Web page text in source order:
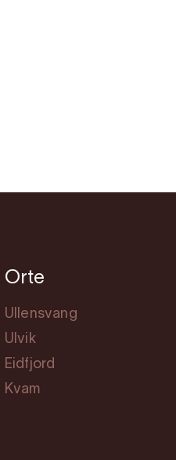
Orte
Ullensvang
Ulvik
Eidfjord
Kvam